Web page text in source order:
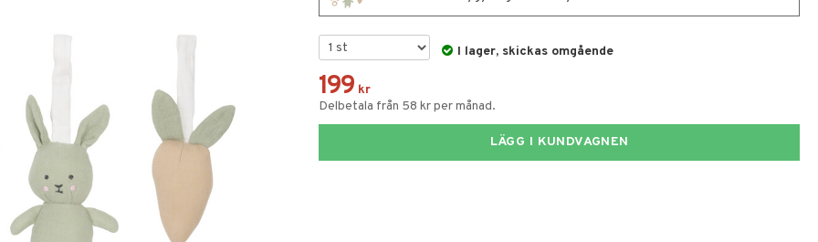
I lager, skickas omgående
199 kr
Delbetala från 58 kr per månad.
LÄGG I KUNDVAGNEN